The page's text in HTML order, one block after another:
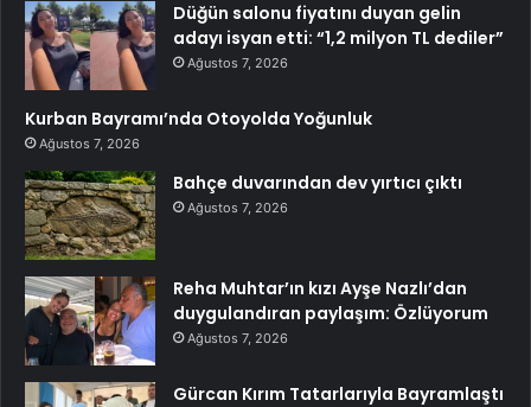
Düğün salonu fiyatını duyan gelin
adayı isyan etti: “1,2 milyon TL dediler”
Ağustos 7, 2026
Kurban Bayramı’nda Otoyolda Yoğunluk
Ağustos 7, 2026
Bahçe duvarından dev yırtıcı çıktı
Ağustos 7, 2026
Reha Muhtar’ın kızı Ayşe Nazlı’dan
duygulandıran paylaşım: Özlüyorum
Ağustos 7, 2026
Gürcan Kırım Tatarlarıyla Bayramlaştı